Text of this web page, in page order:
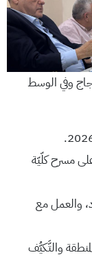
وفي الوسط
مسرح كلّيّة
والعمل مع
والتَّكيُّف